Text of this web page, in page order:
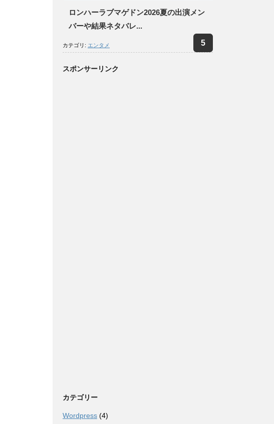
ロンハーラブマゲドン2026夏の出演メン
バーや結果ネタバレ...
カテゴリ: エンタメ
スポンサーリンク
カテゴリー
Wordpress (4)